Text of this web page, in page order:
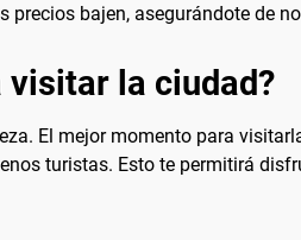
bajen, asegurándote de
visitar la ciudad?
El mejor momento para
turistas. Esto te permitirá